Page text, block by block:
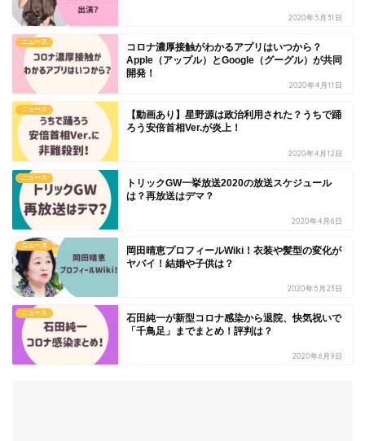
2020年5月31日
ニュース
コロナ濃厚接触がわかるアプリはいつから？
Apple（アップル）とGoogle（グーグル）が共同
開発！
2020年4月11日
ニュース
【動画あり】星野源は政治利用された？うちで踊
ろう安倍首相Ver.が炎上！
2020年4月12日
ニュース
トリックGW一挙放送2020の放送スケジュール
は？再放送はデマ？
2020年4月6日
ニュース
岡田晴恵プロフィールWiki！衣装や髪型の変化が
ヤバイ！結婚や子供は？
2020年5月23日
ニュース
石田純一が新型コロナ感染から退院、快気祝いで
「千鳥足」までまとめ！評判は？
2020年6月9日